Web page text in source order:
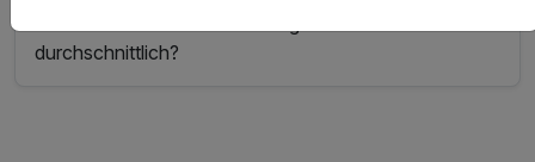
durchschnittlich?